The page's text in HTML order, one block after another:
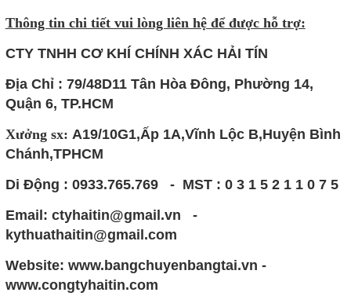
Thông tin chi tiết vui lòng liên hệ để được hỗ trợ:
CTY TNHH CƠ KHÍ CHÍNH XÁC HẢI TÍN
Địa Chỉ : 79/48D11 Tân Hòa Đông, Phường 14,
Quận 6, TP.HCM
Xưởng sx: A19/10G1,Ấp 1A,Vĩnh Lộc B,Huyện Bình
Chánh,TPHCM
Di Động : 0933.765.769 - MST : 0 3 1 5 2 1 1 0 7 5
Email: ctyhaitin@gmail.vn -
kythuathaitin@gmail.com
Website: www.bangchuyenbangtai.vn -
www.congtyhaitin.com